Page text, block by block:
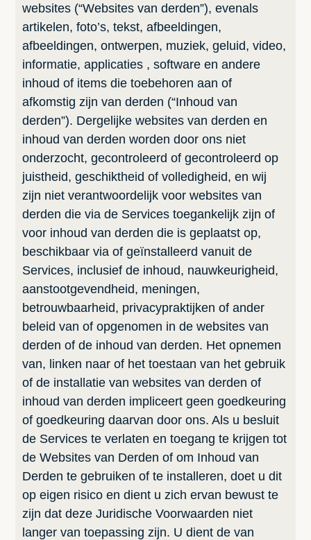
websites (“Websites van derden”), evenals
artikelen, foto’s, tekst, afbeeldingen,
afbeeldingen, ontwerpen, muziek, geluid, video,
informatie, applicaties , software en andere
inhoud of items die toebehoren aan of
afkomstig zijn van derden (“Inhoud van
derden”). Dergelijke websites van derden en
inhoud van derden worden door ons niet
onderzocht, gecontroleerd of gecontroleerd op
juistheid, geschiktheid of volledigheid, en wij
zijn niet verantwoordelijk voor websites van
derden die via de Services toegankelijk zijn of
voor inhoud van derden die is geplaatst op,
beschikbaar via of geïnstalleerd vanuit de
Services, inclusief de inhoud, nauwkeurigheid,
aanstootgevendheid, meningen,
betrouwbaarheid, privacypraktijken of ander
beleid van of opgenomen in de websites van
derden of de inhoud van derden. Het opnemen
van, linken naar of het toestaan van het gebruik
of de installatie van websites van derden of
inhoud van derden impliceert geen goedkeuring
of goedkeuring daarvan door ons. Als u besluit
de Services te verlaten en toegang te krijgen tot
de Websites van Derden of om Inhoud van
Derden te gebruiken of te installeren, doet u dit
op eigen risico en dient u zich ervan bewust te
zijn dat deze Juridische Voorwaarden niet
langer van toepassing zijn. U dient de van